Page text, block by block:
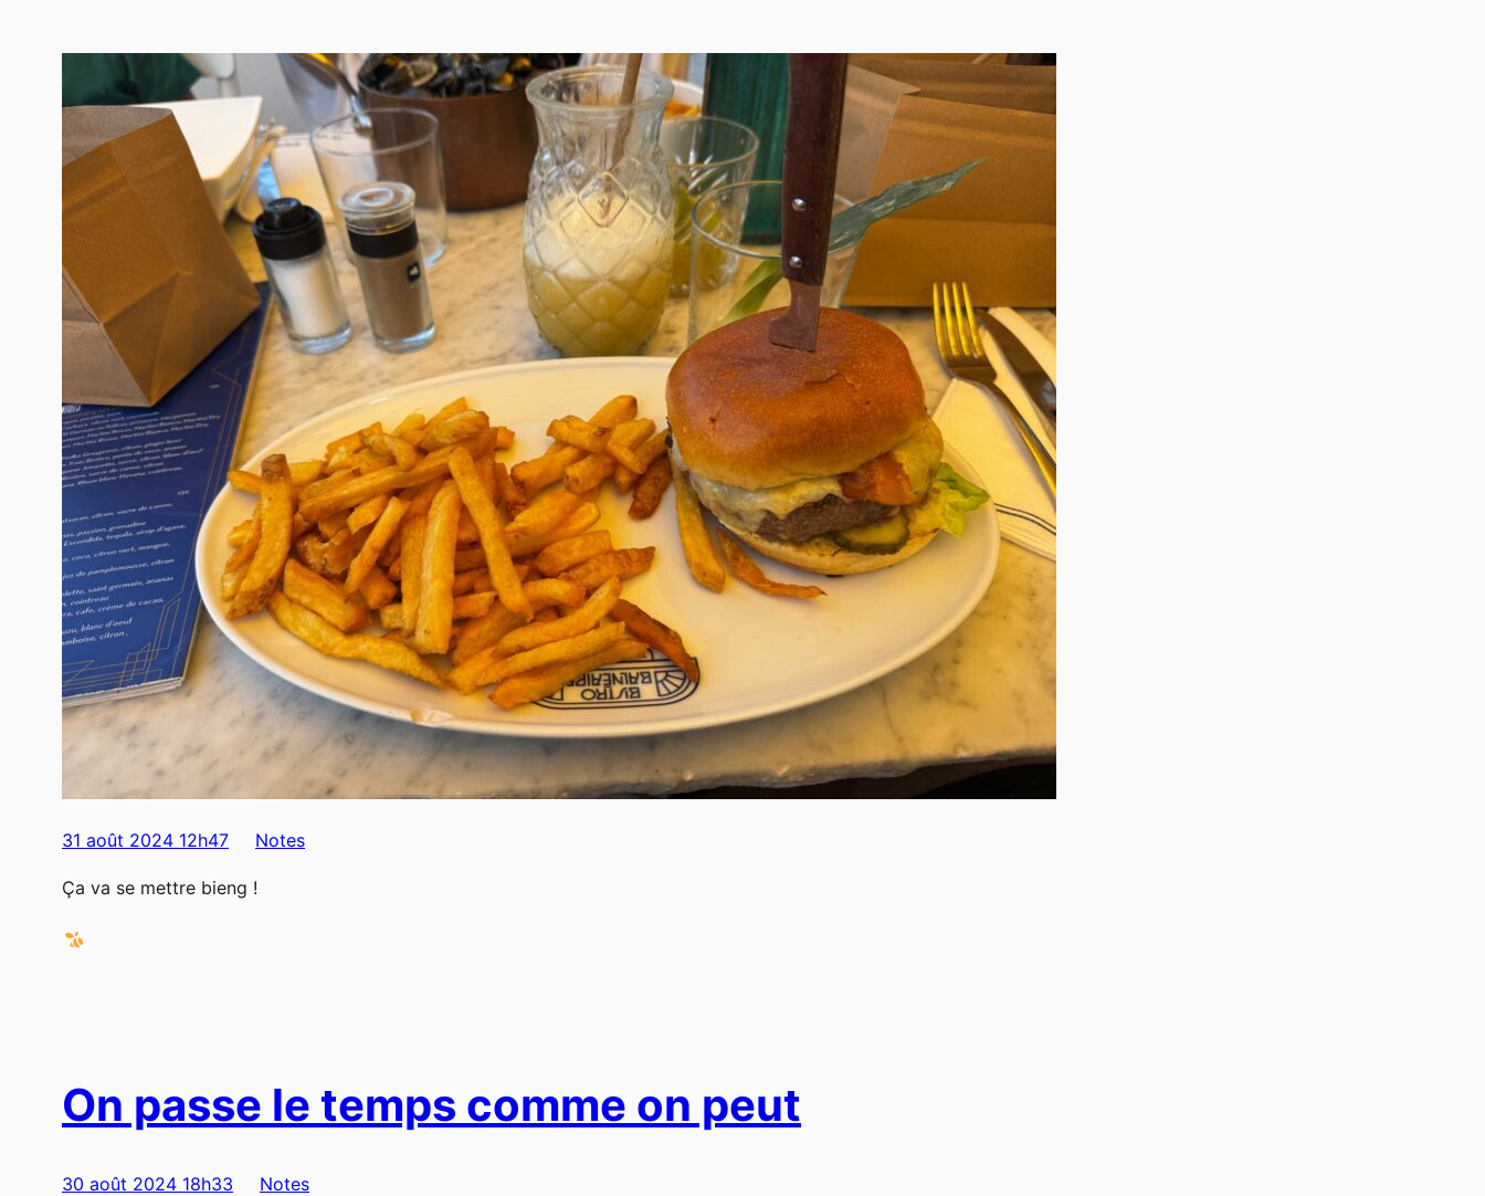
31 août 2024 12h47 Notes
Ça va se mettre bieng !
On passe le temps comme on peut
30 août 2024 18h33 Notes